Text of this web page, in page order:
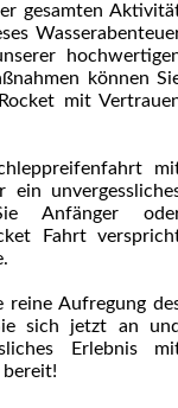
gesamten
können
mit
Anfänger
Fahrt
reine Aufregung
sich jetzt an
Erlebnis
bereit!